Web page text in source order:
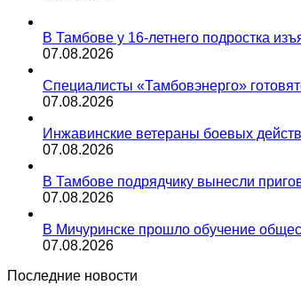
В Тамбове у 16-летнего подростка
07.08.2026
Специалисты «Тамбовэнерго»
07.08.2026
Инжавинские ветераны боевых
07.08.2026
В Тамбове подрядчику вынесли
07.08.2026
В Мичуринске прошло обучение
07.08.2026
Последние новости